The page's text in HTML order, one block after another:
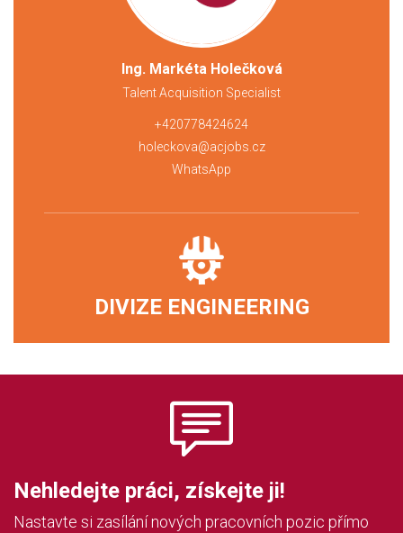
Ing. Markéta Holečková
Talent Acquisition Specialist
+420778424624
holeckova@acjobs.cz
WhatsApp
DIVIZE ENGINEERING
Nehledejte práci, získejte ji!
Nastavte si zasílání nových pracovních pozic přímo